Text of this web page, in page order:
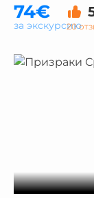
74€
20
за экскурсию